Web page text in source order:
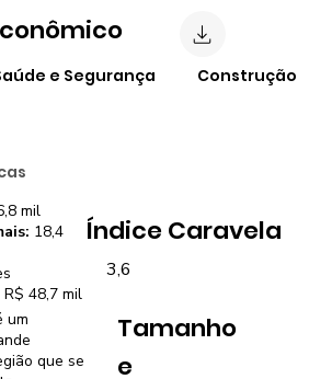
um
que se
Índice Caravela
3,6
Tamanho
e
mil
18,4
R$ 48,7 mil
e Segurança Construção